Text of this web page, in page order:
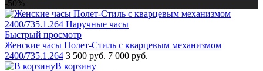
-50%
Быстрый просмотр
Женские часы Полет-Стиль с кварцевым механизмом
2400/735.1.264 3 500 руб. 7 000 руб.
В корзину